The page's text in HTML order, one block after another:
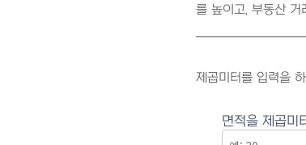
를 높이고, 부동산
제곱미터를 입력을
면적을 제곱미